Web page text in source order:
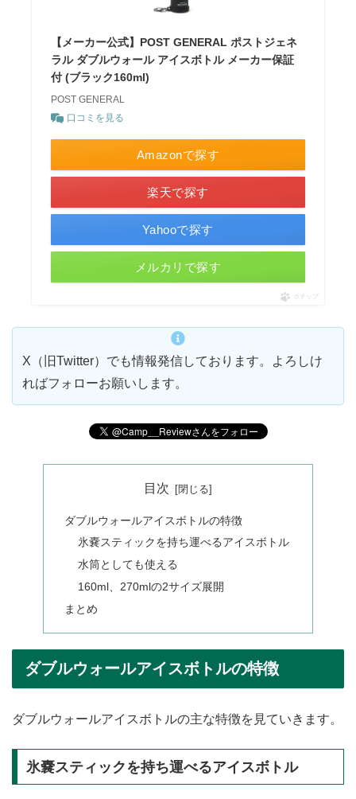
【メーカー公式】POST GENERAL ポストジェネ
ラル ダブルウォール アイスボトル メーカー保証
付 (ブラック160ml)
POST GENERAL
口コミを見る
Amazonで探す
楽天で探す
Yahooで探す
メルカリで探す
ポチップ
X（旧Twitter）でも情報発信しております。よろしけ
ればフォローお願いします。
目次
ダブルウォールアイスボトルの特徴
氷嚢スティックを持ち運べるアイスボトル
水筒としても使える
160ml、270mlの2サイズ展開
まとめ
ダブルウォールアイスボトルの特徴
ダブルウォールアイスボトルの主な特徴を見ていきます。
氷嚢スティックを持ち運べるアイスボトル